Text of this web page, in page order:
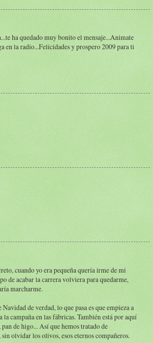
ha quedado muy bonito el mensaje...Animate
en la radio...Felicidades y prospero 2009 para ti
cuando yo era pequeña quería irme de mi
de acabar la carrera volviera para quedarme,
marcharme.
de verdad, lo que pasa es que empieza a
campaña en las fábricas. También está por aquí
de higo... Así que hemos tratado de
olvidar los olivos, esos eternos compañeros.